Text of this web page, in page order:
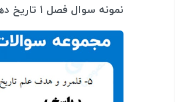
نمونه سوال فصل 1 تاریخ دهم